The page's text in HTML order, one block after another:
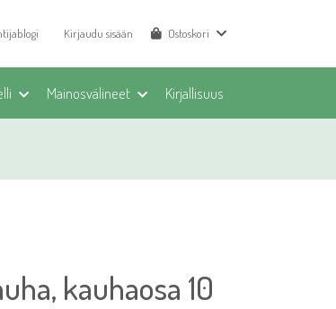
Kirjaudu sisään Ostoskori
Mainosvälineet Kirjallisuus
kauhaosa 10